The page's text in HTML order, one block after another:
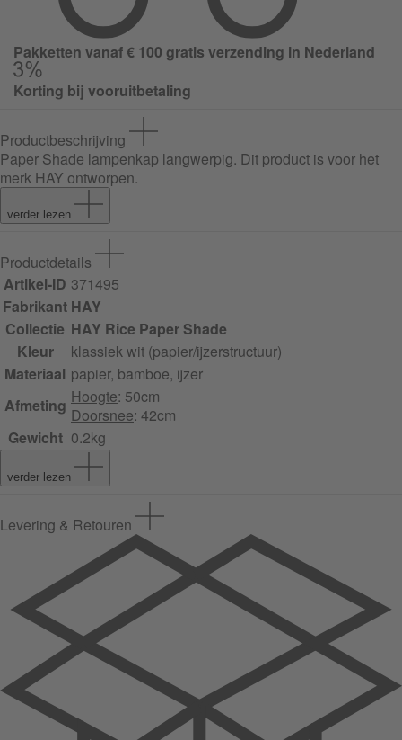
Pakketten vanaf € 100 gratis verzending in Nederland
Korting bij vooruitbetaling
Productbeschrijving
Paper Shade lampenkap langwerpig. Dit product is voor het
merk HAY ontworpen.
verder lezen
Productdetails
Artikel-ID 371495
Fabrikant HAY
Collectie HAY Rice Paper Shade
Kleur
klassiek wit (papier/ijzerstructuur)
Materiaal papier, bamboe, ijzer
Afmeting Hoogte: 50cm
Doorsnee: 42cm
Gewicht 0.2kg
verder lezen
Levering & Retouren